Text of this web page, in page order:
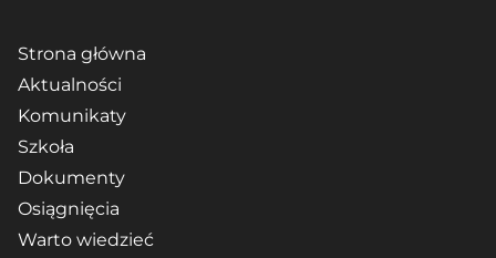
Strona główna
Aktualności
Komunikaty
Szkoła
Dokumenty
Osiągnięcia
Warto wiedzieć